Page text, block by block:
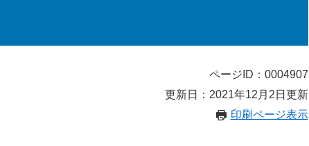
ページID：0004907
更新日：2021年12月2日更新
印刷ページ表示